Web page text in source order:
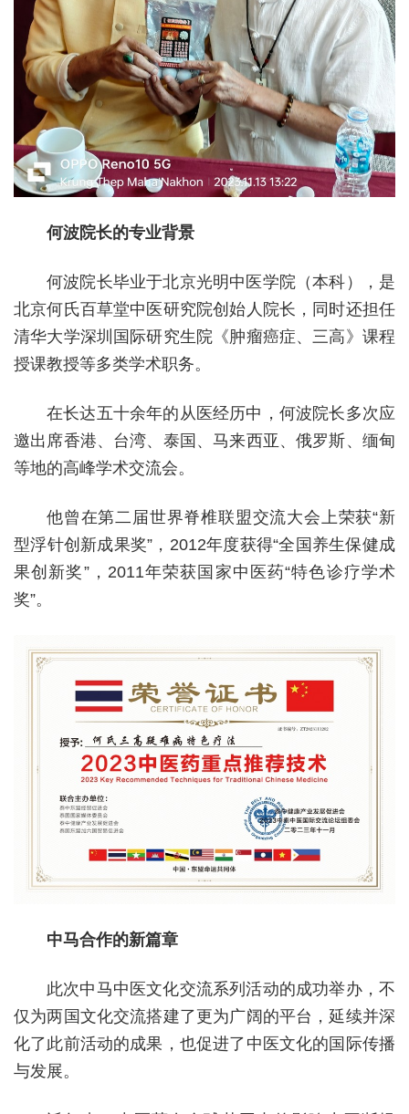
何波院长的专业背景
何波院长毕业于北京光明中医学院（本科），是
北京何氏百草堂中医研究院创始人院长，同时还担任
清华大学深圳国际研究生院《肿瘤癌症、三高》课程
授课教授等多类学术职务。
在长达五十余年的从医经历中，何波院长多次应
邀出席香港、台湾、泰国、马来西亚、俄罗斯、缅甸
等地的高峰学术交流会。
他曾在第二届世界脊椎联盟交流大会上荣获“新
型浮针创新成果奖”，2012年度获得“全国养生保健成
果创新奖”，2011年荣获国家中医药“特色诊疗学术
奖”。
中马合作的新篇章
此次中马中医文化交流系列活动的成功举办，不
仅为两国文化交流搭建了更为广阔的平台，延续并深
化了此前活动的成果，也促进了中医文化的国际传播
与发展。